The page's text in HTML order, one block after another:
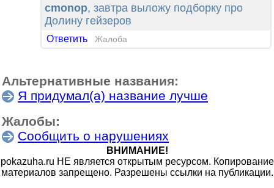
cmonop, завтра выложу подборку про
Долину гейзеров
Ответить Жалоба
Альтернативные названия:
Я придумал(а) название лучше
Жалобы:
Сообщить о нарушениях
ВНИМАНИЕ!
pokazuha.ru НЕ является открытым ресурсом. Копирование
материалов запрещено. Разрешены ссылки на публикации.